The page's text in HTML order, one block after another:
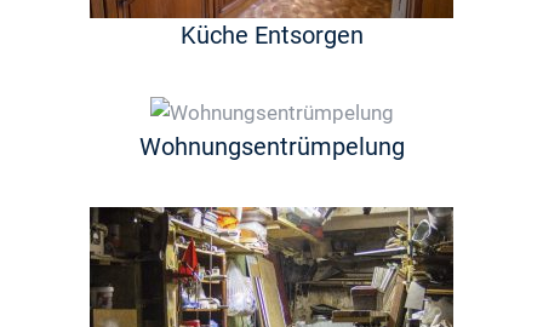
Küche Entsorgen
Wohnungsentrümpelung